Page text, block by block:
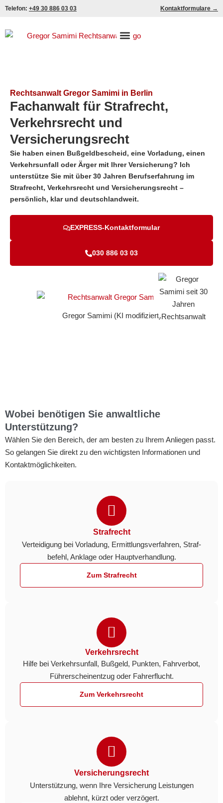
Zum
springen
Telefon: +49 30 886 03 03 Kontaktformulare →
Rechtsanwalt Gregor Samimi in Berlin
Fachanwalt für Strafrecht,
Verkehrsrecht und
Versicherungsrecht
Sie haben einen Bußgeldbescheid, eine Vorladung, einen
Verkehrsunfall oder Ärger mit Ihrer Versicherung? Ich
unterstütze Sie mit über 30 Jahren Berufserfahrung im
Strafrecht, Verkehrsrecht und Versicherungsrecht –
persönlich, klar und deutschlandweit.
EXPRESS-Kontaktformular
030 886 03 03
Gregor Samimi (KI modifiziert)
Wobei benötigen Sie anwaltliche
Unterstützung?
Wählen Sie den Bereich, der am besten zu Ihrem Anliegen passt.
So gelangen Sie direkt zu den wichtigsten Informationen und
Kontaktmöglichkeiten.
Strafrecht
Verteidigung bei Vorladung, Ermittlungs­verfahren, Straf­
befehl, Anklage oder Haupt­verhandlung.
Zum Strafrecht
Verkehrsrecht
Hilfe bei Verkehrs­unfall, Bußgeld, Punkten, Fahr­verbot,
Führerschein­entzug oder Fahrer­flucht.
Zum Verkehrsrecht
Versicherungsrecht
Unterstützung, wenn Ihre Versicherung Leistungen
ablehnt, kürzt oder verzögert.